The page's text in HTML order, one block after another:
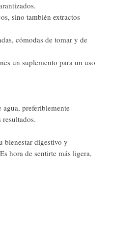
sino también extractos
cómodas de tomar y de
un suplemento para un uso
agua, preferiblemente
resultados.
bienestar digestivo y
hora de sentirte más ligera,